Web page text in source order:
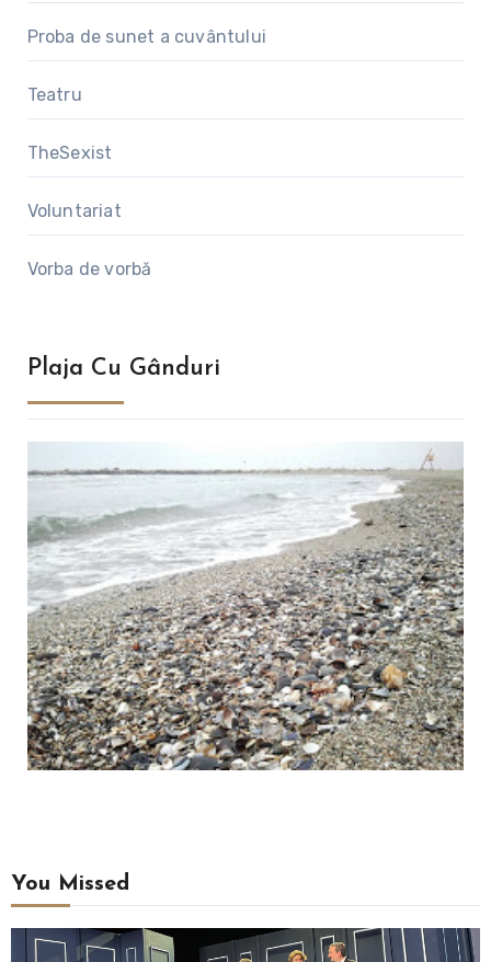
Proba de sunet a cuvântului
Teatru
TheSexist
Voluntariat
Vorba de vorbă
Plaja Cu Gânduri
You Missed